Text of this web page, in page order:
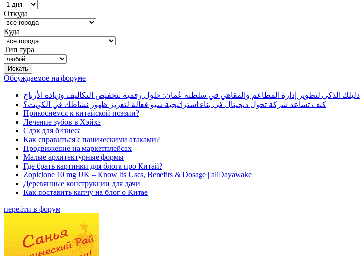
Откуда
Куда
Тип тура
Обсуждаемое на форуме
دليلك الذكي لتطوير إدارة المطاعم والمقاهي في سلطنة عُمان: حلول رقمية لتخفيض التكاليف وزيادة الأرباح
كيف تساعد شركة تحول ديجيتال في بناء استراتيجية سيو فعالة لتعزيز ظهور نشاطك في الكويت؟
Прикоснемся к китайской поэзии?
Лечение зубов в Хэйхэ
Сдэк для бизнеса
Как справиться с паническими атаками?
Продвижение на маркетплейсах
Малые архитектурные формы
Где брать картинки для блога про Китай?
Zopiclone 10 mg UK – Know Its Uses, Benefits & Dosage | allDayawake
Деревянные конструкции для дачи
Как поставить капчу на блог о Китае
перейти в форум